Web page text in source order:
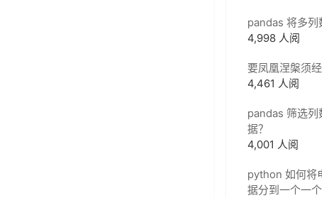
pandas 将多列
4,998 人阅
要凤凰涅槃须
4,461 人阅
pandas 筛选列
据？
4,001 人阅
python 如何将
据分到一个一